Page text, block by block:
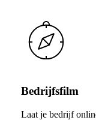
Bedrijfsfilm
Laat je bedrijf